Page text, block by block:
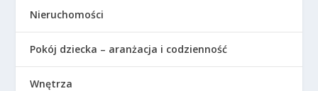
Nieruchomości
Pokój dziecka – aranżacja i codzienność
Wnętrza